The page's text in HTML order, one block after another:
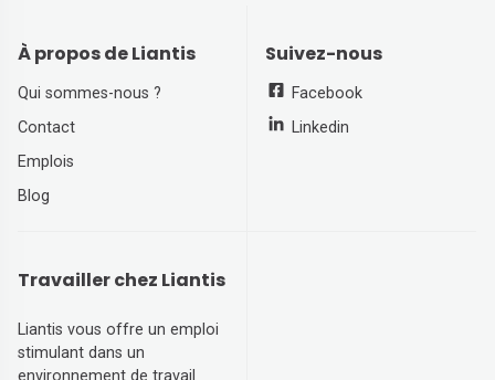
À propos de Liantis
Qui sommes-nous ?
Contact
Emplois
Blog
Suivez-nous
Facebook
Linkedin
Travailler chez Liantis
Liantis vous offre un emploi
stimulant dans un